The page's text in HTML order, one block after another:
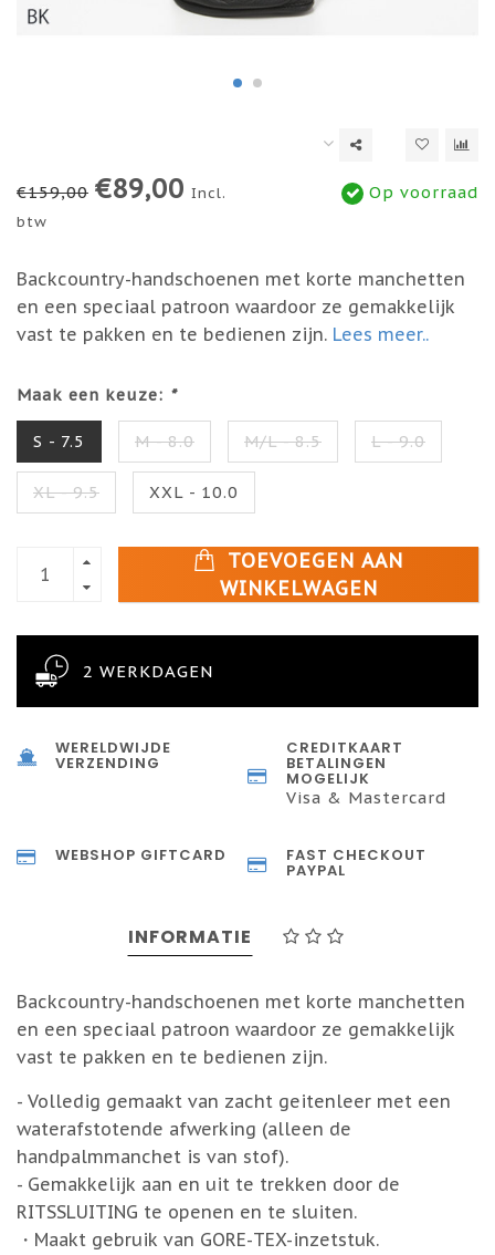
€159,00 €89,00 Incl.
btw
Op voorraad
Backcountry-handschoenen met korte manchetten
en een speciaal patroon waardoor ze gemakkelijk
vast te pakken en te bedienen zijn. Lees meer..
Maak een keuze: *
S - 7.5 M - 8.0 M/L - 8.5 L - 9.0
XL - 9.5 XXL - 10.0
TOEVOEGEN AAN
WINKELWAGEN
2 WERKDAGEN
WERELDWIJDE
VERZENDING
CREDITKAART
BETALINGEN
MOGELIJK
Visa & Mastercard
WEBSHOP GIFTCARD FAST CHECKOUT
PAYPAL
INFORMATIE
Backcountry-handschoenen met korte manchetten
en een speciaal patroon waardoor ze gemakkelijk
vast te pakken en te bedienen zijn.
- Volledig gemaakt van zacht geitenleer met een
waterafstotende afwerking (alleen de
handpalmmanchet is van stof).
- Gemakkelijk aan en uit te trekken door de
RITSSLUITING te openen en te sluiten.
・Maakt gebruik van GORE-TEX-inzetstuk.